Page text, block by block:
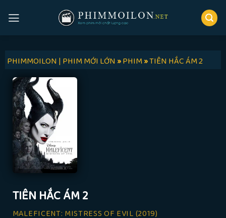
PHIMMOILON | PHIM MỚI LỚN»PHIM»TIÊN HẮC ÁM 2
TIÊN HẮC ÁM 2
MALEFICENT: MISTRESS OF EVIL (2019)